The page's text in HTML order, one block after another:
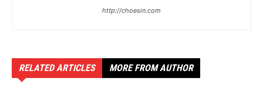
http://choesin.com
RELATED ARTICLES MORE FROM AUTHOR